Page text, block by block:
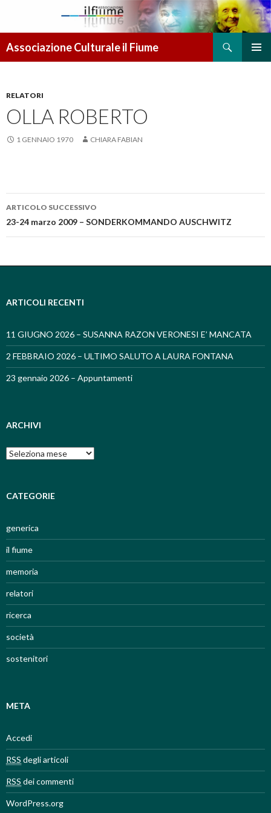
Associazione Culturale il Fiume
RELATORI
OLLA ROBERTO
1 GENNAIO 1970 CHIARA FABIAN
Navigazione articolo
ARTICOLO SUCCESSIVO
23-24 marzo 2009 – SONDERKOMMANDO AUSCHWITZ
ARTICOLI RECENTI
11 GIUGNO 2026 – SUSANNA RAZON VERONESI E’ MANCATA
2 FEBBRAIO 2026 – ULTIMO SALUTO A LAURA FONTANA
23 gennaio 2026 – Appuntamenti
ARCHIVI
Archivi
CATEGORIE
generica
il fiume
memoria
relatori
ricerca
società
sostenitori
META
Accedi
RSS degli articoli
RSS dei commenti
WordPress.org